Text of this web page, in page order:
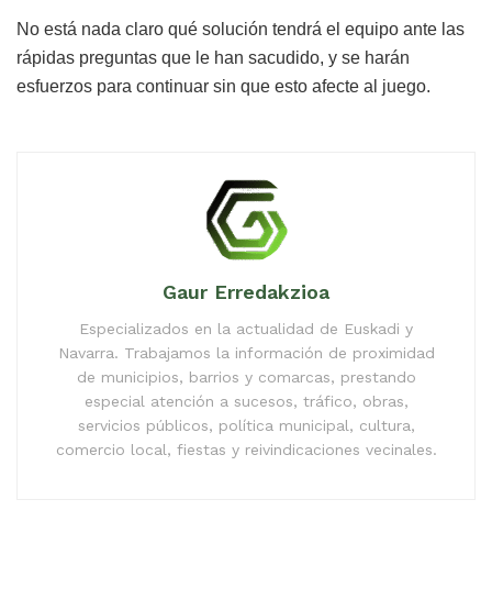
No está nada claro qué solución tendrá el equipo ante las
rápidas preguntas que le han sacudido, y se harán
esfuerzos para continuar sin que esto afecte al juego.
Gaur Erredakzioa
Especializados en la actualidad de Euskadi y
Navarra. Trabajamos la información de proximidad
de municipios, barrios y comarcas, prestando
especial atención a sucesos, tráfico, obras,
servicios públicos, política municipal, cultura,
comercio local, fiestas y reivindicaciones vecinales.